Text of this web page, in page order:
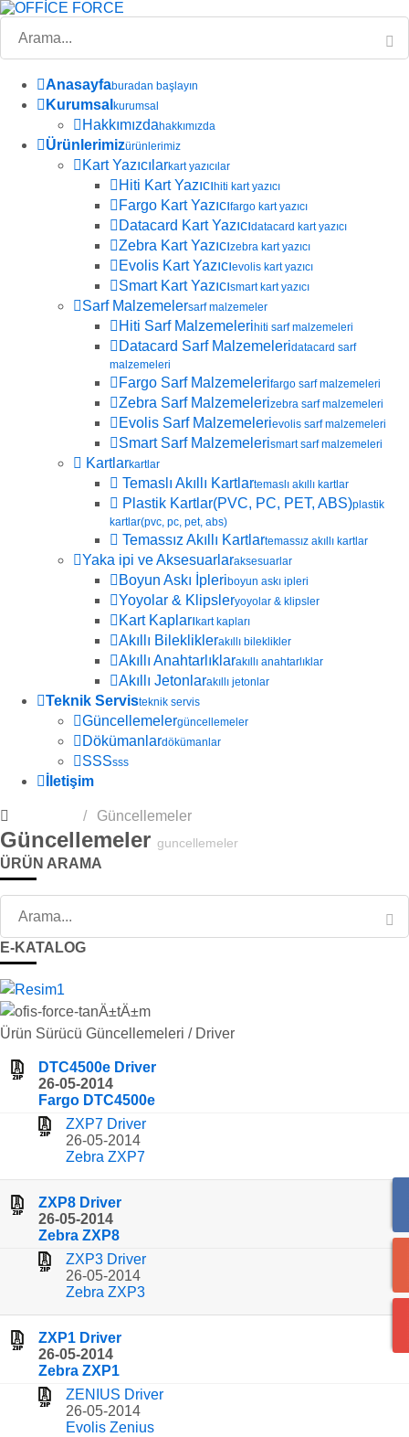
Anasayfaburadan başlayın
Kurumsal kurumsal
Hakkımızdahakkımızda
Ürünlerimizürünlerimiz
Kart Yazıcılarkart yazıcılar
Hiti Kart Yazıcıhiti kart yazıcı
Fargo Kart Yazıcıfargo kart yazıcı
Datacard Kart Yazıcıdatacard kart yazıcı
Zebra Kart Yazıcızebra kart yazıcı
Evolis Kart Yazıcıevolis kart yazıcı
Smart Kart Yazıcısmart kart yazıcı
Sarf Malzemelersarf malzemeler
Hiti Sarf Malzemelerihiti sarf malzemeleri
Datacard Sarf Malzemeleridatacard sarf
malzemeleri
Fargo Sarf Malzemelerifargo sarf malzemeleri
Zebra Sarf Malzemelerizebra sarf malzemeleri
Evolis Sarf Malzemelerievolis sarf malzemeleri
Smart Sarf Malzemelerismart sarf malzemeleri
Kartlarkartlar
Temaslı Akıllı Kartlartemaslı akıllı kartlar
Plastik Kartlar(PVC, PC, PET, ABS)plastik
kartlar(pvc, pc, pet, abs)
Temassız Akıllı Kartlartemassız akıllı kartlar
Yaka ipi ve Aksesuarlaraksesuarlar
Boyun Askı İpleriboyun askı ipleri
Yoyolar & Klipsleryoyolar & klipsler
Kart Kaplarıkart kapları
Akıllı Bilekliklerakıllı bileklikler
Akıllı Anahtarlıklarakıllı anahtarlıklar
Akıllı Jetonlarakıllı jetonlar
Teknik Servisteknik servis
Güncellemelergüncellemeler
Dökümanlardökümanlar
SSSsss
İletişim
Güncellemeler
Güncellemeler guncellemeler
ÜRÜN ARAMA
E-KATALOG
Ürün Sürücü Güncellemeleri / Driver
DTC4500e Driver
26-05-2014
Fargo DTC4500e
ZXP7 Driver
26-05-2014
Zebra ZXP7
ZXP8 Driver
26-05-2014
Zebra ZXP8
ZXP3 Driver
26-05-2014
Zebra ZXP3
ZXP1 Driver
26-05-2014
Zebra ZXP1
ZENIUS Driver
26-05-2014
Evolis Zenius